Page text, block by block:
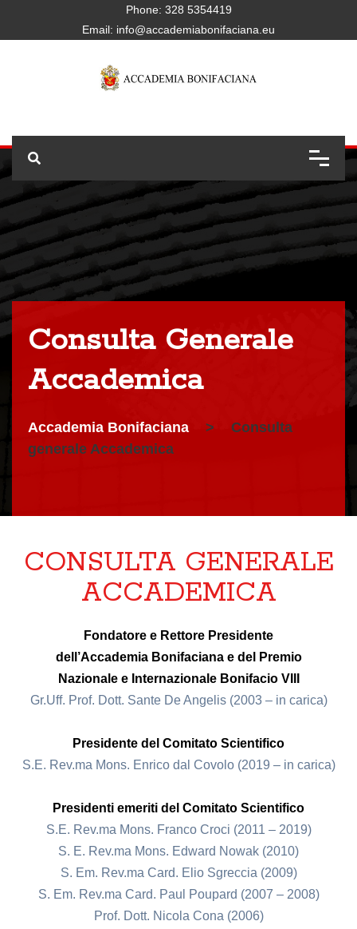
Phone: 328 5354419
Email: info@accademiabonifaciana.eu
Consulta Generale
Accademica
Accademia Bonifaciana >
Consulta
generale Accademica
CONSULTA GENERALE
ACCADEMICA
Fondatore e Rettore Presidente
dell’Accademia Bonifaciana e del Premio
Nazionale e Internazionale Bonifacio VIII
Gr.Uff. Prof. Dott. Sante De Angelis (2003 – in carica)
Presidente del Comitato Scientifico
S.E. Rev.ma Mons. Enrico dal Covolo (2019 – in carica)
Presidenti emeriti del Comitato Scientifico
S.E. Rev.ma Mons. Franco Croci (2011 – 2019)
S. E. Rev.ma Mons. Edward Nowak (2010)
S. Em. Rev.ma Card. Elio Sgreccia (2009)
S. Em. Rev.ma Card. Paul Poupard (2007 – 2008)
Prof. Dott. Nicola Cona (2006)